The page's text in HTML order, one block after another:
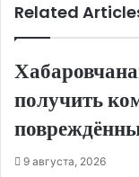
Related
получить
9 августа, 2026